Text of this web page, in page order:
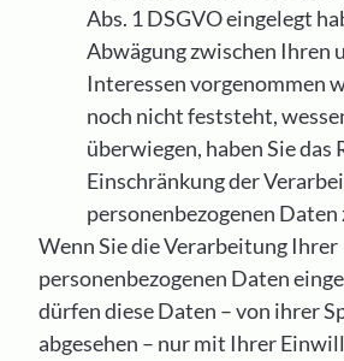
Abs. 1 DSGVO eingelegt
Abwägung zwischen Ihren
Interessen vorgenommen
noch nicht feststeht,
überwiegen, haben Sie das
Einschränkung der
personenbezogenen Daten
Wenn Sie die Verarbeitung Ihrer
personenbezogenen Daten
dürfen diese Daten – von ihrer
abgesehen – nur mit Ihrer